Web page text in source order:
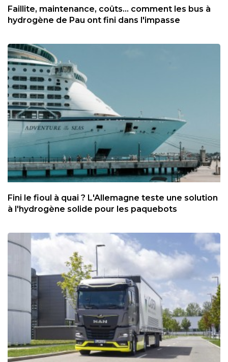
Faillite, maintenance, coûts... comment les bus à
hydrogène de Pau ont fini dans l'impasse
Fini le fioul à quai ? L'Allemagne teste une solution
à l'hydrogène solide pour les paquebots